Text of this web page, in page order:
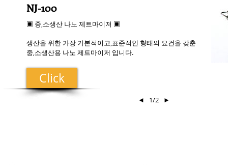
NJ-100
▣ 중,소생산 나노 제트마이저 ▣
생산을 위한 가장 기본적이고,표준적인 형태의 요건을 갖춘
중,소생산용 나노 제트마이저 입니다.
Click
◄ 1/2 ►